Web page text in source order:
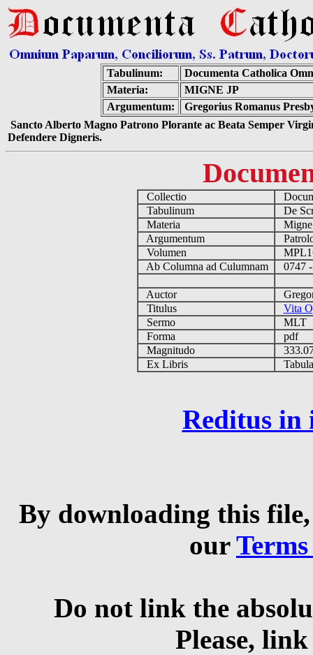
Tabulinum:
Documenta Catholica
Materia:
MIGNE JP
Argumentum:
Gregorius Romanus
Sancto Alberto Magno Patrono Plorante ac Beata Semper
Defendere Digneris.
Collectio
Tabulinum
De
Materia
Argumentum
Volumen
Ab Columna ad Culumnam
0747
Auctor
Titulus
Vita
Sermo
MLT
Forma
pdf
Magnitudo
Ex Libris
Reditus in
By downloading this
our
Do not link the
Please,